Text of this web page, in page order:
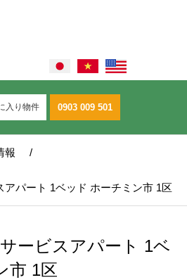
入り物件 0903 009 501
報 /
アパート 1ベッド ホーチミン市 1区
ービスアパート 1ベ
市 1区